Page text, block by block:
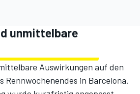
unmittelbare
Auswirkungen auf den
Rennwochenendes in Barcelona.